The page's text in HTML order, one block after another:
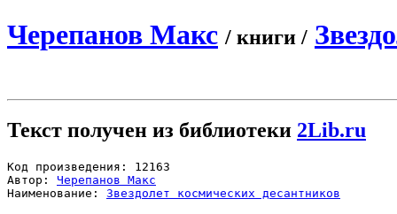
Черепанов Макс / книги /
Текст получен из библиотеки 2Lib.ru
Код произведения: 12163
Автор: Черепанов Макс
Наименование: Звездолет космических десантников